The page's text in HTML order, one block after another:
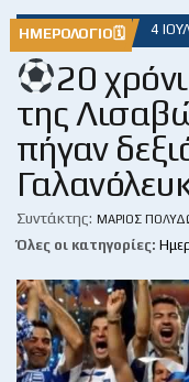
ΗΜΕΡΟΛΌΓΙΟ🗓 4
20
της
πήγαν
Συντάκτης: ΜΆΡΙΟΣ
Όλες οι κατηγορίες: